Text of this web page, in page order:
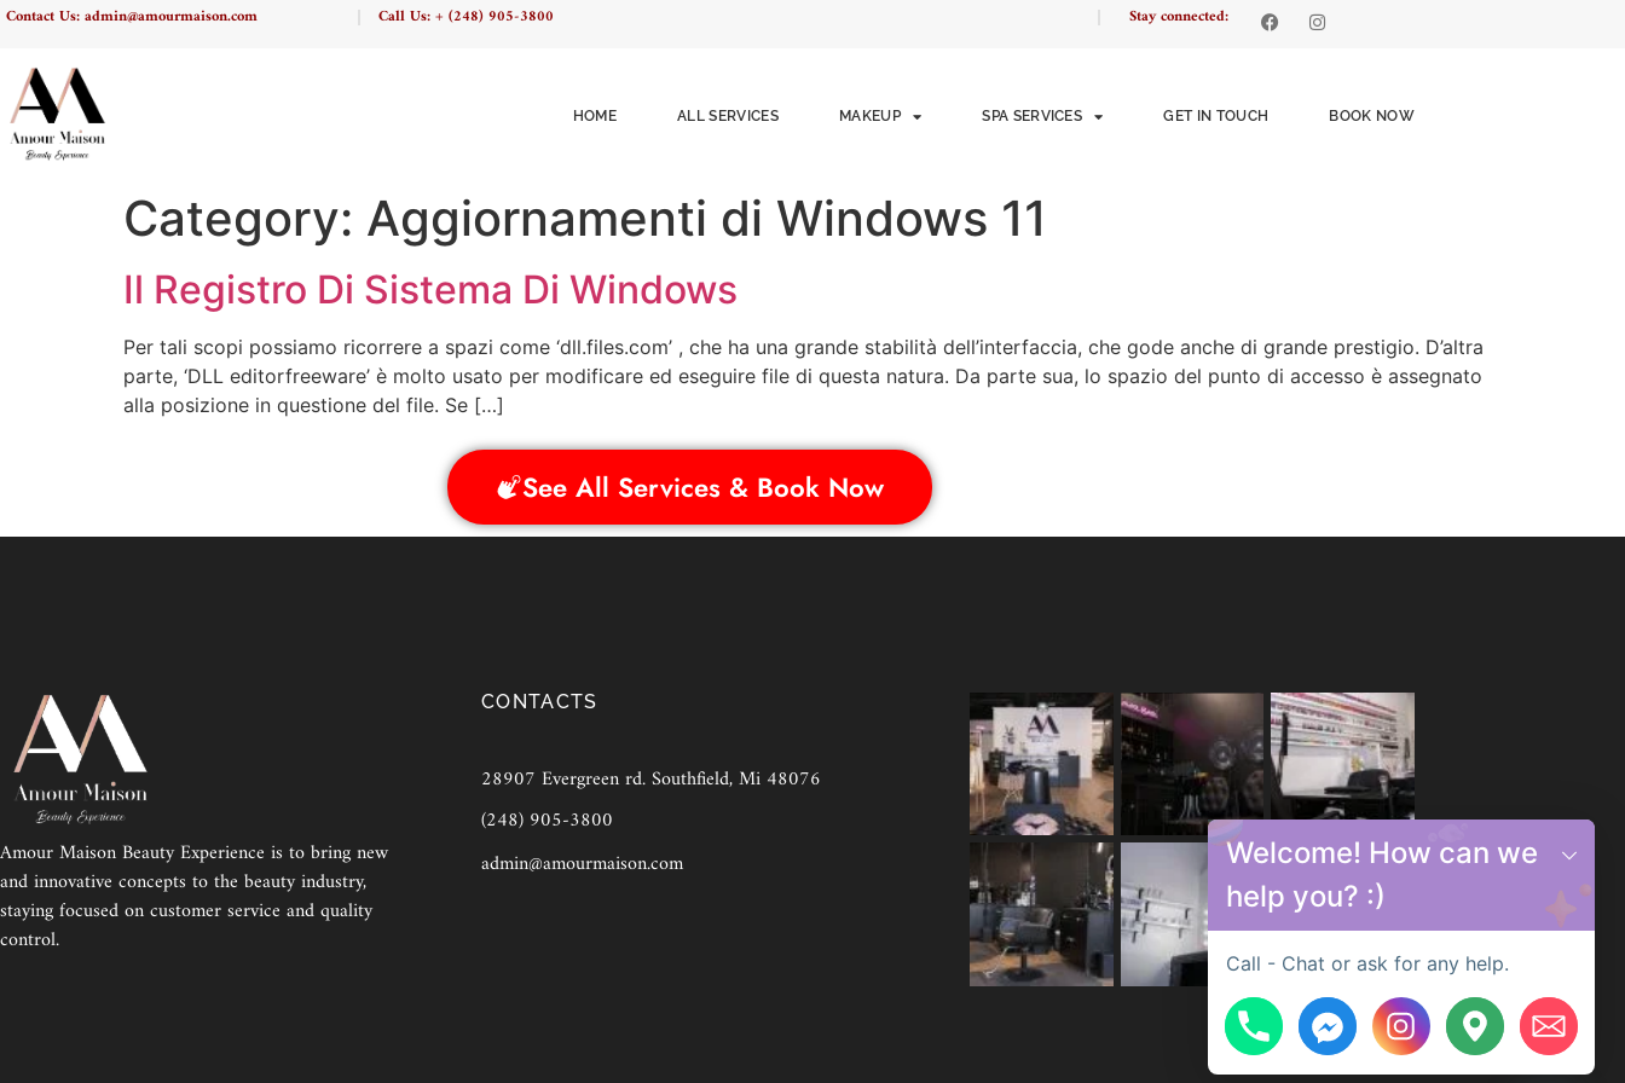
Contact Us: admin@amourmaison.com Call Us: + (248) 905-3800 Stay connected:
HOME ALL SERVICES MAKEUP SPA SERVICES GET IN TOUCH BOOK NOW
Category: Aggiornamenti di Windows 11
Il Registro Di Sistema Di Windows
Per tali scopi possiamo ricorrere a spazi come ‘dll.files.com’ , che ha una grande stabilità dell’interfaccia, che gode anche di grande prestigio. D’altra
parte, ‘DLL editorfreeware’ è molto usato per modificare ed eseguire file di questa natura. Da parte sua, lo spazio del punto di accesso è assegnato
alla posizione in questione del file. Se […]
See All Services & Book Now
Amour Maison Beauty Experience is to bring new
and innovative concepts to the beauty industry,
staying focused on customer service and quality
control.
CONTACTS
28907 Evergreen rd. Southfield, Mi 48076
(248) 905-3800
admin@amourmaison.com
Welcome! How can we
help you? :)
Call - Chat or ask for any help.